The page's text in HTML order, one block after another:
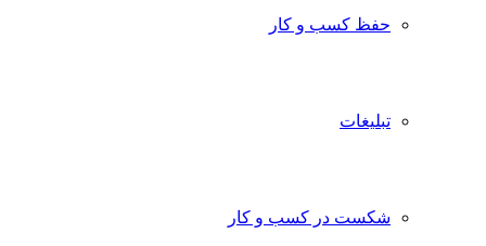
حفظ کسب و کار
تبلیغات
شکست در کسب و کار